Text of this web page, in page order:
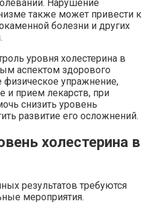
Нарушение
также может привести к
болезни и других
уровня холестерина в
аспектом здорового
физическое упражнение,
и прием лекарств, при
снизить уровень
развитие его осложнений.
холестерина в
результатов требуются
мероприятия.